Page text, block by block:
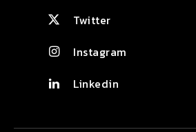
Twitter
Instagram
Linkedin